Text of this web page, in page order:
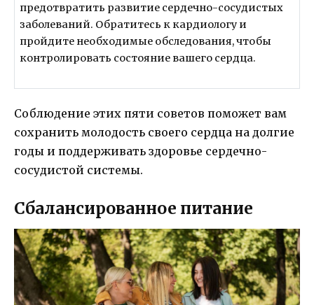
предотвратить развитие сердечно-сосудистых
заболеваний. Обратитесь к кардиологу и
пройдите необходимые обследования, чтобы
контролировать состояние вашего сердца.
Соблюдение этих пяти советов поможет вам
сохранить молодость своего сердца на долгие
годы и поддерживать здоровье сердечно-
сосудистой системы.
Сбалансированное питание